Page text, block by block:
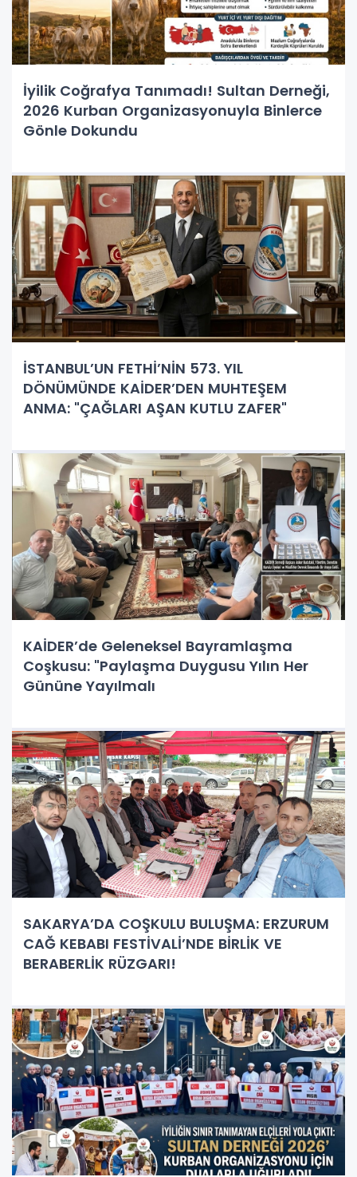
İyilik Coğrafya Tanımadı! Sultan Derneği,
2026 Kurban Organizasyonuyla Binlerce
Gönle Dokundu
İSTANBUL’UN FETHİ’NİN 573. YIL
DÖNÜMÜNDE KAİDER’DEN MUHTEŞEM
ANMA: "ÇAĞLARI AŞAN KUTLU ZAFER"
KAİDER’de Geleneksel Bayramlaşma
Coşkusu: "Paylaşma Duygusu Yılın Her
Gününe Yayılmalı
SAKARYA’DA COŞKULU BULUŞMA: ERZURUM
CAĞ KEBABI FESTİVALİ’NDE BİRLİK VE
BERABERLİK RÜZGARI!